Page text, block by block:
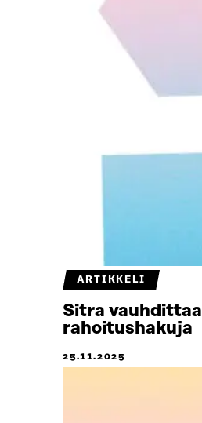
ARTIKKELI
Sitra
rahoitushakuja
25.11.2025